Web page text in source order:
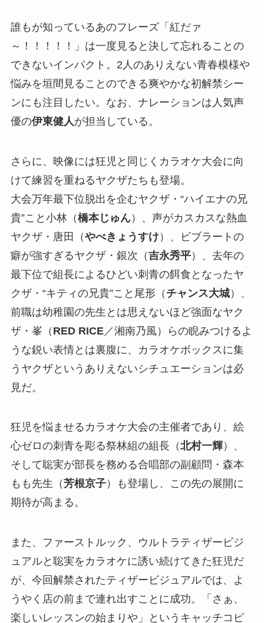
誰もが知っているあのフレーズ「紅だァ
～！！！！！」は一度見ると決して忘れることの
できないインパクト。2人のありえない青春模様や
悩みを垣間見ることのできる爽やかな初解禁シー
ンにも注目したい。なお、ナレーションは人気声
優の伊東健人 が担当している。
さらに、映像には狂児と同じくカラオケ大会に向
けて練習を重ねるヤクザたちも登場。
大会万年最下位脱出を企むヤクザ・“ハイエナの兄
貴”こと小林（橋本じゅん）、声がカスカスな熱血
ヤクザ・唐田（やべきょうすけ）、ビブラートの
癖が強すぎるヤクザ・銀次（吉永秀平）、去年の
最下位で組長によるひどい刺青の餌食となったヤ
クザ・“キティの兄貴”こと尾形（ チャンス大城）、
前職は幼稚園の先生とは思えないほど強面なヤク
ザ・峯（ RED RICE／湘南乃風）らの睨みつけるよ
うな鋭い表情とは裏腹に、カラオケボックスに集
うヤクザというありえないシチュエーションは必
見だ。
狂児を悩ませるカラオケ大会の主催者であり、絵
心ゼロの刺青を彫る祭林組の組長（北村一輝）、
そして聡実が部長を務める合唱部の副顧問・森本
もも先生（芳根京子）も登場し、この先の展開に
期待が高まる。
また、ファーストルック、ウルトラティザービジ
ュアルと聡実をカラオケに誘い続けてきた狂児だ
が、今回解禁されたティザービジュアルでは、よ
うやく店の前まで連れ出すことに成功。「さぁ、
楽しいレッスンの始まりや」というキャッチコピ